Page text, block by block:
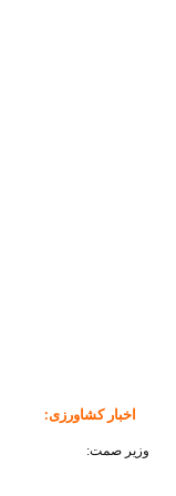
اخبار کشاورزی:
وزیر صمت: